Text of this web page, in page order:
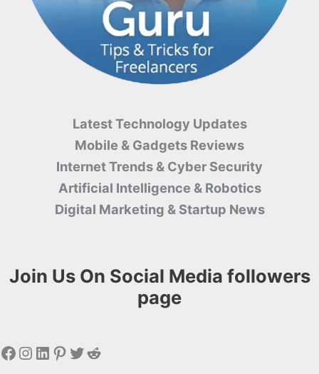
Latest Technology Updates
Mobile & Gadgets Reviews
Internet Trends & Cyber ​​Security
Artificial Intelligence & Robotics
Digital Marketing & Startup News
Join Us On Social Media followers
page
Facebook
Instagram
LinkedIn
Pinterest
Twitter
Reddit